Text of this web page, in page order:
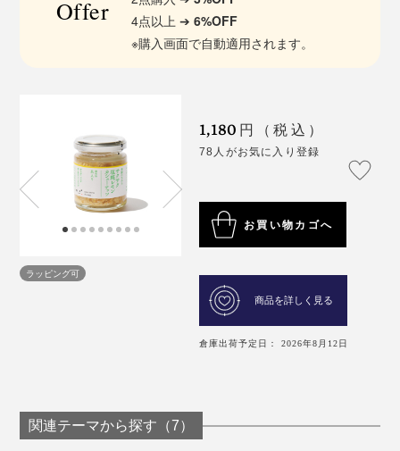
Offer
4点以上 ➔6%OFF
※購入画面で自動適用されます。
ラッピング可
1,180 円（税込）
78人がお気に入り登録
お買い物カゴへ
商品を詳しく見る
倉庫出荷予定日： 2026年8月12日
関連テーマから探す（7）